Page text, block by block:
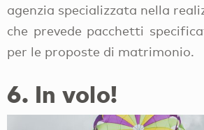
agenzia specializzata nella
che prevede pacchetti
per le proposte di matrimonio.
6. In volo!